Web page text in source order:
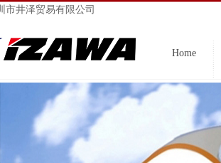
市井泽贸易有限公司
Home